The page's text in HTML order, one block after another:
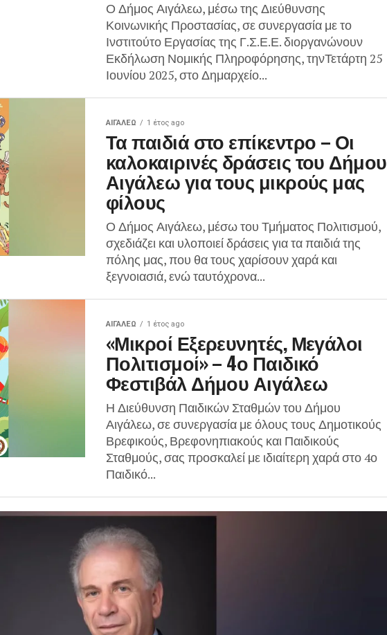
Ο Δήμος Αιγάλεω, μέσω της Διεύθυνσης
Κοινωνικής Προστασίας, σε συνεργασία με το
Ινστιτούτο Εργασίας της Γ.Σ.Ε.Ε. διοργανώνουν
Εκδήλωση Νομικής Πληροφόρησης, τηνΤετάρτη 25
Ιουνίου 2025, στο Δημαρχείο...
ΑΙΓΑΛΕΩ 1 έτος ago
Τα παιδιά στο επίκεντρο – Οι
καλοκαιρινές δράσεις του Δήμου
Αιγάλεω για τους μικρούς μας
φίλους
Ο Δήμος Αιγάλεω, μέσω του Τμήματος Πολιτισμού,
σχεδιάζει και υλοποιεί δράσεις για τα παιδιά της
πόλης μας, που θα τους χαρίσουν χαρά και
ξεγνοιασιά, ενώ ταυτόχρονα...
ΑΙΓΑΛΕΩ 1 έτος ago
«Μικροί Εξερευνητές, Μεγάλοι
Πολιτισμοί» – 4ο Παιδικό
Φεστιβάλ Δήμου Αιγάλεω
Η Διεύθυνση Παιδικών Σταθμών του Δήμου
Αιγάλεω, σε συνεργασία με όλους τους Δημοτικούς
Βρεφικούς, Βρεφονηπιακούς και Παιδικούς
Σταθμούς, σας προσκαλεί με ιδιαίτερη χαρά στο 4ο
Παιδικό...